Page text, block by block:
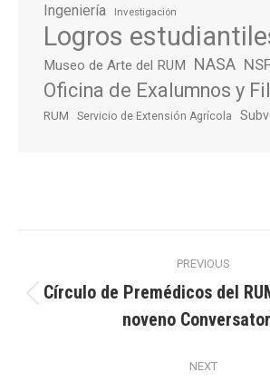
Ingeniería Investigación
Logros
Museo de Arte del RUM NASA
Oficina de Exalumnos y
RUM Servicio de Extensión Agrícola
navigation
PREVIOUS
Previous
post:
Círculo de Premédicos del
noveno
NEXT